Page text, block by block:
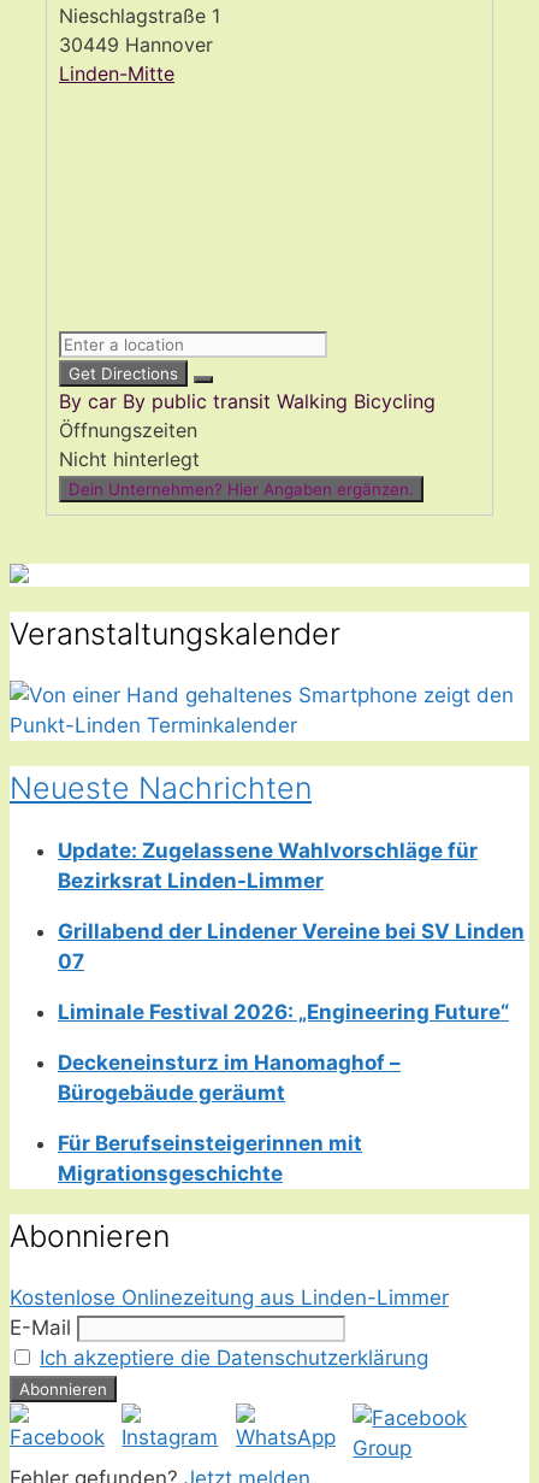
Nieschlagstraße 1
30449 Hannover
Linden-Mitte
Get Directions
By car By public transit Walking Bicycling
Öffnungszeiten
Nicht hinterlegt
Dein Unternehmen? Hier Angaben ergänzen.
Veranstaltungskalender
Neueste Nachrichten
Update: Zugelassene Wahlvorschläge für
Bezirksrat Linden-Limmer
Grillabend der Lindener Vereine bei SV Linden
07
Liminale Festival 2026: „Engineering Future“
Deckeneinsturz im Hanomaghof –
Bürogebäude geräumt
Für Berufseinsteigerinnen mit
Migrationsgeschichte
Abonnieren
Kostenlose Onlinezeitung aus Linden-Limmer
E-Mail
Ich akzeptiere die Datenschutzerklärung